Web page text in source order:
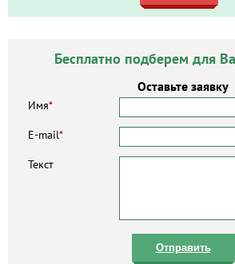
Бесплатно подберем для
Оставьте заявку
Имя*
E-mail*
Текст
Отправить